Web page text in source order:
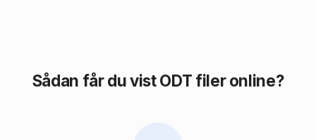
Sådan får du vist ODT filer online?